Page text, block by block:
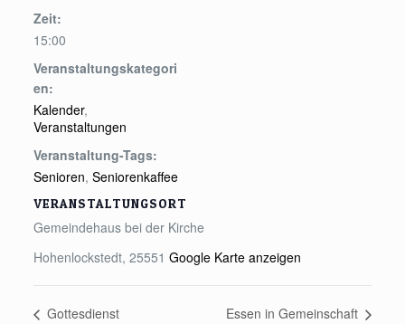
Zeit:
15:00
Veranstaltungskategori
en:
Kalender,
Veranstaltungen
Veranstaltung-Tags:
Senioren, Seniorenkaffee
VERANSTALTUNGSORT
Gemeindehaus bei der Kirche
Hohenlockstedt, 25551 Google Karte anzeigen
Gottesdienst Essen in Gemeinschaft